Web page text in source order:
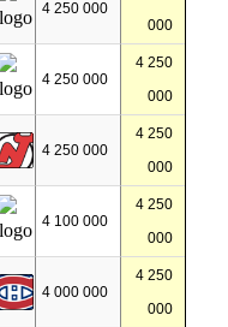
4 250 000
000
4 250 000
4 250
000
4 250 000
4 250
000
4 100 000
4 250
000
4 000 000
4 250
000